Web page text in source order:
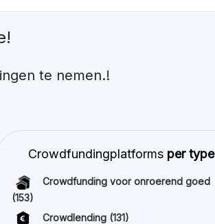
te nemen.!
Crowdfundingplatforms per type
Crowdfunding voor onroerend goed
(153)
Crowdlending (131)